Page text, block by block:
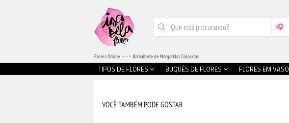
TIPOS DE FLORES BUQUÊS DE FLORES FLORES EM VASO
Flores Online - Ramalhete de Margaridas Coloridas
VOCÊ TAMBÉM PODE GOSTAR